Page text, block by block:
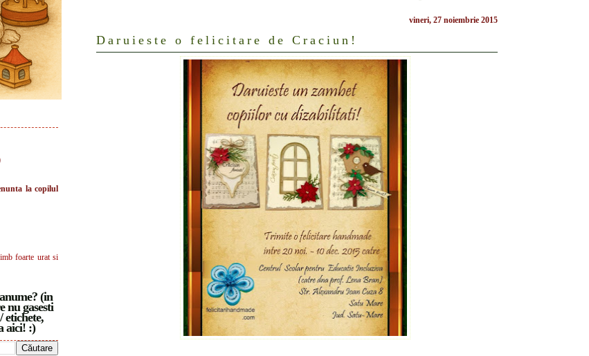
vineri, 27 noiembrie 2015
Daruieste o felicitare de Craciun!
la copilul
foarte urat si
(in
nu gasesti
etichete,
aici! :)